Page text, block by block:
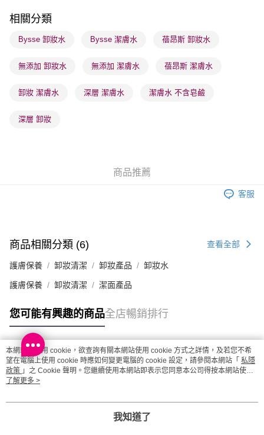
確認發貨後1-3 工作天送達，訂單將隨機分配至SF順豐速運或京東
物流公司進行物流配送
取。逾期會取消訂單，並不會安排重寄
相關分類
Bysse 卸妝水 Bysse 潔膚水 蓓昂斯 卸妝水
無添加 卸妝水 無添加 潔膚水 蓓昂斯 潔膚水
卸妝 潔膚水 深層 潔膚水 潔膚水 不含皂鹼
深層 卸妝
商品推薦
客服
商品相關分類 (6) 查看全部
護膚保養 卸妝清潔 卸妝產品 卸妝水
護膚保養 卸妝清潔 潔面產品
您可能有興趣的商品全店暢銷排行
熱門標籤
熱銷排行
本網站中使用 cookie，欲查詢有關本網站使用 cookie 方式之詳情，及若您不希
望在電腦上使用 cookie 時應如何變更電腦的 cookie 設定，請參閱本網站「 私隱
政策 」之 Cookie 聲明。您繼續使用本網站即表示您同意本公司得按本網站使用
條款之 Cookie 聲明使用 cookie。
了解更多 >
我知道了